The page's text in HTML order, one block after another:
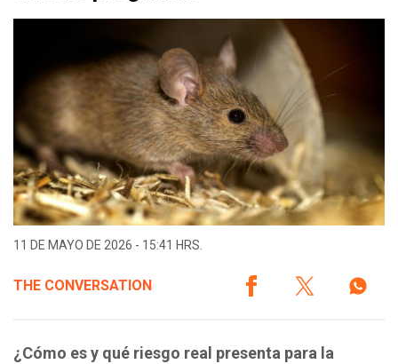
11 DE MAYO DE 2026 - 15:41 HRS.
THE CONVERSATION
¿Cómo es y qué riesgo real presenta para la